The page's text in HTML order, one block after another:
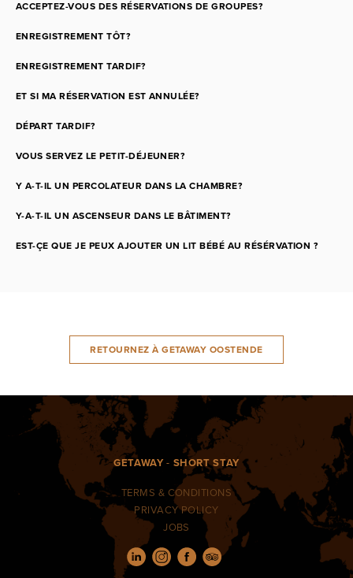
ACCEPTEZ-VOUS DES RÉSERVATIONS DE GROUPES?
ENREGISTREMENT TÔT?
ENREGISTREMENT TARDIF?
ET SI MA RÉSERVATION EST ANNULÉE?
DÉPART TARDIF?
VOUS SERVEZ LE PETIT-DÉJEUNER?
Y A-T-IL UN PERCOLATEUR DANS LA CHAMBRE?
Y-A-T-IL UN ASCENSEUR DANS LE BÂTIMENT?
EST-ÇE QUE JE PEUX AJOUTER UN LIT BÉBÉ AU RÉSÉRVATION ?
RETOURNEZ À GETAWAY OOSTENDE
GETAWAY- SHORT STAY
TERMS & CONDITIONS
PRIVACY POLICY
JOBS